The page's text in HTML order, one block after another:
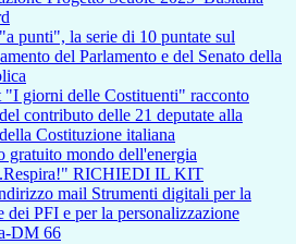
punti", la serie di 10 puntate sul
del Parlamento e del Senato della
"I giorni delle Costituenti" racconto
contributo delle 21 deputate alla
Costituzione italiana
gratuito mondo dell'energia
RICHIEDI IL KIT
mail Strumenti digitali per la
dei PFI e per la personalizzazione
DM 66